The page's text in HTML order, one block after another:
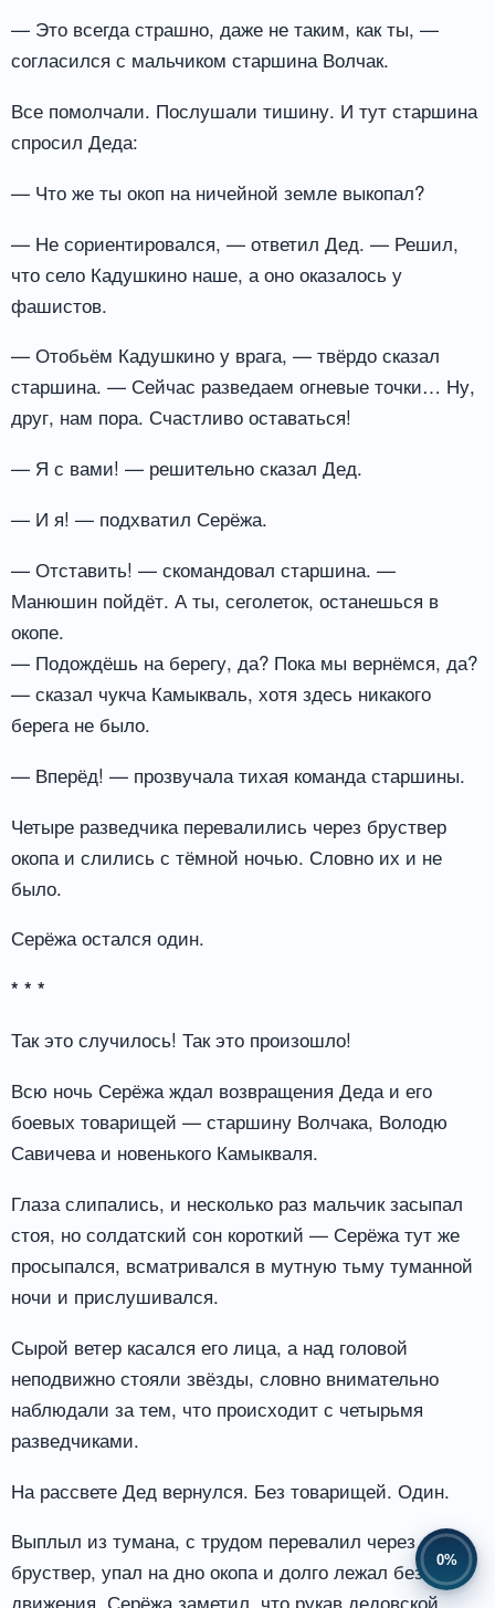
— Это всегда страшно, даже не таким, как ты, —
согласился с мальчиком старшина Волчак.
Все помолчали. Послушали тишину. И тут старшина
спросил Деда:
— Что же ты окоп на ничейной земле выкопал?
— Не сориентировался, — ответил Дед. — Решил,
что село Кадушкино наше, а оно оказалось у
фашистов.
— Отобьём Кадушкино у врага, — твёрдо сказал
старшина. — Сейчас разведаем огневые точки… Ну,
друг, нам пора. Счастливо оставаться!
— Я с вами! — решительно сказал Дед.
— И я! — подхватил Серёжа.
— Отставить! — скомандовал старшина. —
Манюшин пойдёт. А ты, сеголеток, останешься в
окопе.
— Подождёшь на берегу, да? Пока мы вернёмся, да?
— сказал чукча Камыкваль, хотя здесь никакого
берега не было.
— Вперёд! — прозвучала тихая команда старшины.
Четыре разведчика перевалились через бруствер
окопа и слились с тёмной ночью. Словно их и не
было.
Серёжа остался один.
* * *
Так это случилось! Так это произошло!
Всю ночь Серёжа ждал возвращения Деда и его
боевых товарищей — старшину Волчака, Володю
Савичева и новенького Камыкваля.
Глаза слипались, и несколько раз мальчик засыпал
стоя, но солдатский сон короткий — Серёжа тут же
просыпался, всматривался в мутную тьму туманной
ночи и прислушивался.
Сырой ветер касался его лица, а над головой
неподвижно стояли звёзды, словно внимательно
наблюдали за тем, что происходит с четырьмя
разведчиками.
На рассвете Дед вернулся. Без товарищей. Один.
Выплыл из тумана, с трудом перевалил через
бруствер, упал на дно окопа и долго лежал без
движения. Серёжа заметил, что рукав дедовской
0%